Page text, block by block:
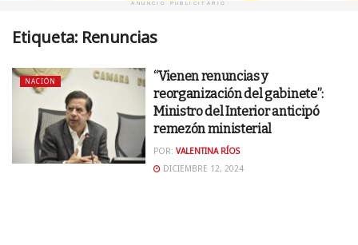
ANUNCIO PUBLICITARIO
Etiqueta: Renuncias
NACIÓN
“Vienen renuncias y
reorganización del gabinete”:
Ministro del Interior anticipó
remezón ministerial
POR: VALENTINA RÍOS
DICIEMBRE 12, 2024